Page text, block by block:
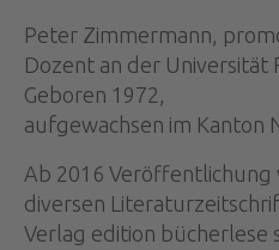
Peter Zimmermann,
Dozent an der
Geboren 1972,
aufgewachsen im Kanton
Ab 2016 Veröffentlichung
diversen
Verlag edition bücherlese